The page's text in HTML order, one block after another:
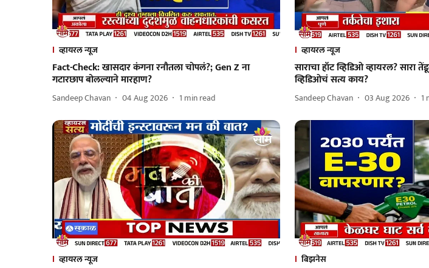
व्हायरल न्यूज
Fact-Check: खासदार कंगना रनौतला चोपलं?; Gen Z ना
गटारछाप बोलल्याने मारहाण?
Sandeep Chavan 04 Aug 2026 1 min read
व्हायरल न्यूज
साराचा हॉट व्हिडिओ व्हायरल? सारा
व्हिडिओचं सत्य काय?
Sandeep Chavan 03 Aug 2026 1
व्हायरल न्यूज बिझनेस